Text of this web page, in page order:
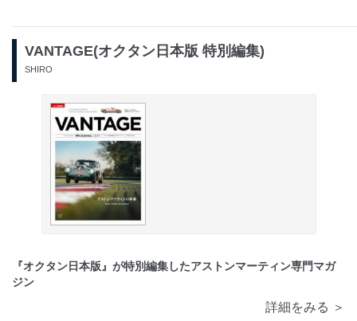
VANTAGE(オクタン日本版 特別編集)
SHIRO
『オクタン日本版』が特別編集したアストンマーティン専門マガ
ジン
詳細をみる ＞